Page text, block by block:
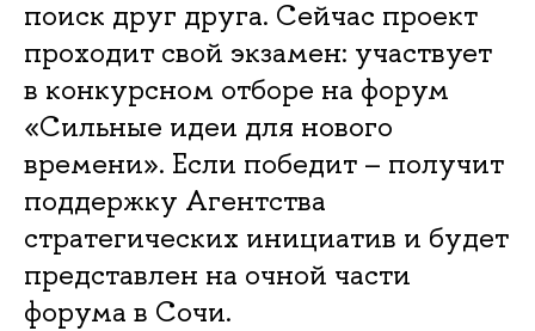
поиск друг друга. Сейчас проект
проходит свой экзамен: участвует
в конкурсном отборе на форум
«Сильные идеи для нового
времени». Если победит – получит
поддержку Агентства
стратегических инициатив и будет
представлен на очной части
форума в Сочи.